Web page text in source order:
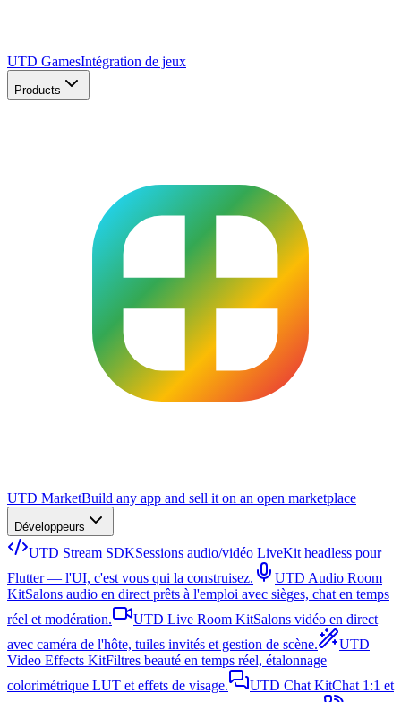
UTD GamesIntégration de jeux
Products
UTD MarketBuild any app and sell it on an open marketplace
Développeurs
UTD Stream SDKSessions audio/vidéo LiveKit headless pour
Flutter — l'UI, c'est vous qui la construisez.
UTD Audio Room
KitSalons audio en direct prêts à l'emploi avec sièges, chat en temps
réel et modération.
UTD Live Room KitSalons vidéo en direct
avec caméra de l'hôte, tuiles invités et gestion de scène.
UTD
Video Effects KitFiltres beauté en temps réel, étalonnage
colorimétrique LUT et effets de visage.
UTD Chat KitChat 1:1 et